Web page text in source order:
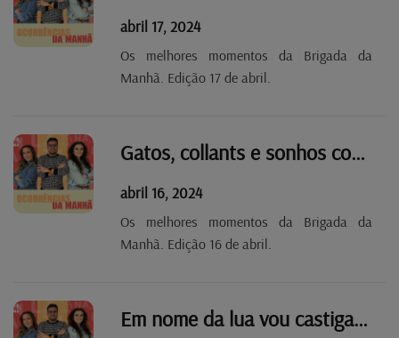
abril 17, 2024
Os melhores momentos da Brigada da
Manhã. Edição 17 de abril.
Gatos, collants e sonhos com TOY
abril 16, 2024
Os melhores momentos da Brigada da
Manhã. Edição 16 de abril.
Em nome da lua vou castigar-te!